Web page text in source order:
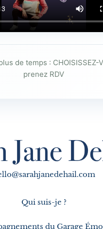
de temps : CHOISISSEZ-
prenez RDV
Qui suis-je ?
du Garage